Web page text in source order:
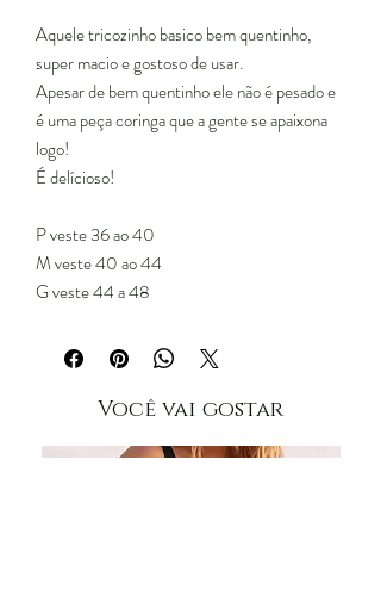
Aquele tricozinho basico bem quentinho,
super macio e gostoso de usar.
Apesar de bem quentinho ele não é pesado e
é uma peça coringa que a gente se apaixona
logo!
É delícioso!
P veste 36 ao 40
M veste 40 ao 44
G veste 44 a 48
Você vai gostar